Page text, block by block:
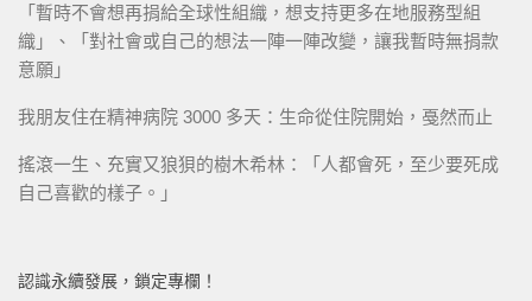
「暫時不會想再捐給全球性組織，想支持更多在地服務型組
織」、「對社會或自己的想法一陣一陣改變，讓我暫時無捐款
意願」
我朋友住在精神病院 3000 多天：生命從住院開始，戞然而止
搖滾一生、充實又狼狽的樹木希林：「人都會死，至少要死成
自己喜歡的樣子。」
認識永續發展，鎖定專欄！